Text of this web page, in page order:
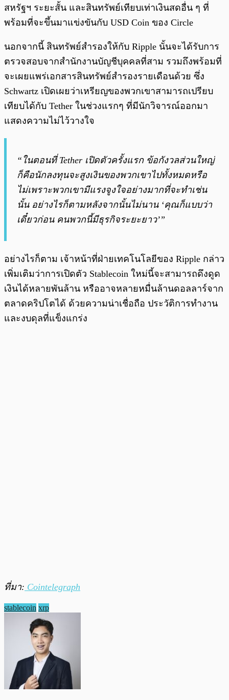
สหรัฐฯ ระยะสั้น และสินทรัพย์เทียบเท่าเงินสดอื่น ๆ ที่
พร้อมที่จะขึ้นมาแข่งขันกับ USD Coin ของ Circle
นอกจากนี้ สินทรัพย์สำรองให้กับ Ripple นั้นจะได้รับการ
ตรวจสอบจากสำนักงานบัญชีบุคคลที่สาม รวมถึงพร้อมที่
จะเผยแพร่เอกสารสินทรัพย์สำรองรายเดือนด้วย ซึ่ง
Schwartz เปิดเผยว่าเหรียญของพวกเขาสามารถเปรียบ
เทียบได้กับ Tether ในช่วงแรกๆ ที่มีนักวิจารณ์ออกมา
แสดงความไม่ไว้วางใจ
“ในตอนที่ Tether เปิดตัวครั้งแรก ข้อกังวลส่วนใหญ่
ก็คือนักลงทุนจะสูงเงินของพวกเขาไปทั้งหมดหรือ
ไม่เพราะพวกเขามีแรงจูงใจอย่างมากที่จะทำเช่น
นั้น อย่างไรก็ตามหลังจากนั้นไม่นาน ‘คุณก็แบบว่า
เดี๋ยวก่อน คนพวกนี้มีธุรกิจระยะยาว’”
อย่างไรก็ตาม เจ้าหน้าที่ฝ่ายเทคโนโลยีของ Ripple กล่าว
เพิ่มเติมว่าการเปิดตัว Stablecoin ใหม่นี้จะสามารถดึงดูด
เงินได้หลายพันล้าน หรืออาจหลายหมื่นล้านดอลลาร์จาก
ตลาดคริปโตได้ ด้วยความน่าเชื่อถือ ประวัติการทำงาน
และงบดุลที่แข็งแกร่ง
ที่มา: Cointelegraph
stablecoin xrp